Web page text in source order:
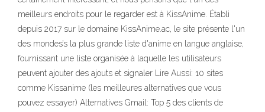
meilleurs endroits pour le regarder est à KissAnime. Établi
depuis 2017 sur le domaine KissAnime.ac, le site présente l'un
des mondes’s la plus grande liste d'anime en langue anglaise,
fournissant une liste organisée à laquelle les utilisateurs
peuvent ajouter des ajouts et signaler Lire Aussi: 10 sites
comme Kissanime (les meilleures alternatives que vous
pouvez essayer) Alternatives Gmail: Top 5 des clients de